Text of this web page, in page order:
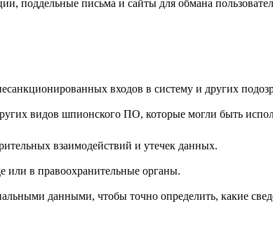
поддельные письма и сайты для обмана
входов в систему и других
видов шпионского ПО, которые могли быть
взаимодействий и утечек данных.
или в правоохранительные органы.
данными, чтобы точно определить, какие